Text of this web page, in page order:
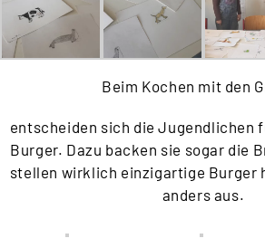
Beim Kochen mit den
entscheiden sich die Jugendlichen
Burger. Dazu backen sie sogar die
stellen wirklich einzigartige Burger
anders aus.